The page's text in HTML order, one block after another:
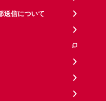
送信について